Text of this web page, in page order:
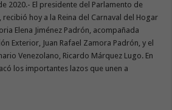
2020.- El presidente del Parlamento de
recibió hoy a la Reina del Carnaval del Hogar
Elena Jiménez Padrón, acompañada
Exterior, Juan Rafael Zamora Padrón, y el
Venezolano, Ricardo Márquez Lugo. En
los importantes lazos que unen a